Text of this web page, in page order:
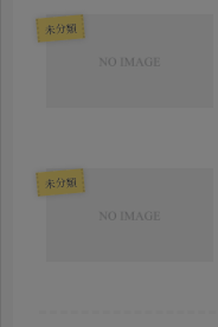
未分類
未分類